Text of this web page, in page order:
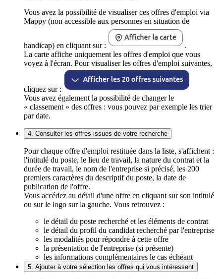
Vous avez la possibilité de visualiser ces offres d'emploi via
Mappy (non accessible aux personnes en situation de
handicap) en cliquant sur :
.
La carte affiche uniquement les offres d'emploi que vous
voyez à l'écran. Pour visualiser les offres d'emploi suivantes,
cliquez sur :
Vous avez également la possibilité de changer le
« classement » des offres : vous pouvez par exemple les trier
par date.
4. Consulter les offres issues de votre recherche
Pour chaque offre d'emploi restituée dans la liste, s'affichent :
l'intitulé du poste, le lieu de travail, la nature du contrat et la
durée de travail, le nom de l'entreprise si précisé, les 200
premiers caractères du descriptif du poste, la date de
publication de l'offre.
Vous accédez au détail d'une offre en cliquant sur son intitulé
ou sur le logo sur la gauche. Vous retrouvez :
le détail du poste recherché et les éléments de contrat
le détail du profil du candidat recherché par l'entreprise
les modalités pour répondre à cette offre
la présentation de l'entreprise (si présente)
les informations complémentaires le cas échéant
5. Ajouter à votre sélection les offres qui vous intéressent